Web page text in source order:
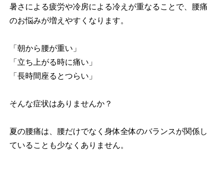
暑さによる疲労や冷房による冷えが重なることで、腰痛
のお悩みが増えやすくなります。
「朝から腰が重い」
「立ち上がる時に痛い」
「長時間座るとつらい」
そんな症状はありませんか？
夏の腰痛は、腰だけでなく身体全体のバランスが関係し
ていることも少なくありません。